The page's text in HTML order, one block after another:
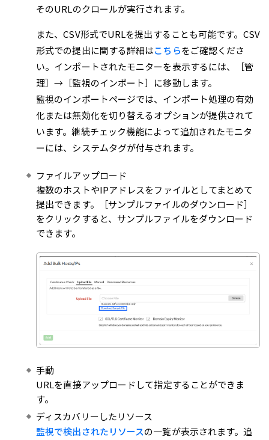
そのURLのクロールが実行されます。
また、CSV形式でURLを提出することも可能です。CSV
形式での提出に関する詳細はこちらをご確認くださ
い。インポートされたモニターを表示するには、［管
理］→［監視のインポート］に移動します。
監視のインポートページでは、インポート処理の有効
化または無効化を切り替えるオプションが提供されて
います。継続チェック機能によって追加されたモニタ
ーには、システムタグが付与されます。
ファイルアップロード
複数のホストやIPアドレスをファイルとしてまとめて
提出できます。［サンプルファイルのダウンロード］
をクリックすると、サンプルファイルをダウンロード
できます。
手動
URLを直接アップロードして指定することができま
す。
ディスカバリーしたリソース
監視で検出されたリソースの一覧が表示されます。追